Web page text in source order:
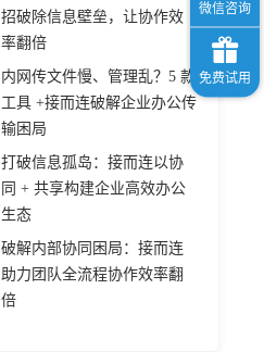
招破除信息壁垒，让协作效
率翻倍
内网传文件慢、管理乱？5 款
工具 +接而连破解企业办公传
输困局
打破信息孤岛：接而连以协
同 + 共享构建企业高效办公
生态
破解内部协同困局：接而连
助力团队全流程协作效率翻
倍